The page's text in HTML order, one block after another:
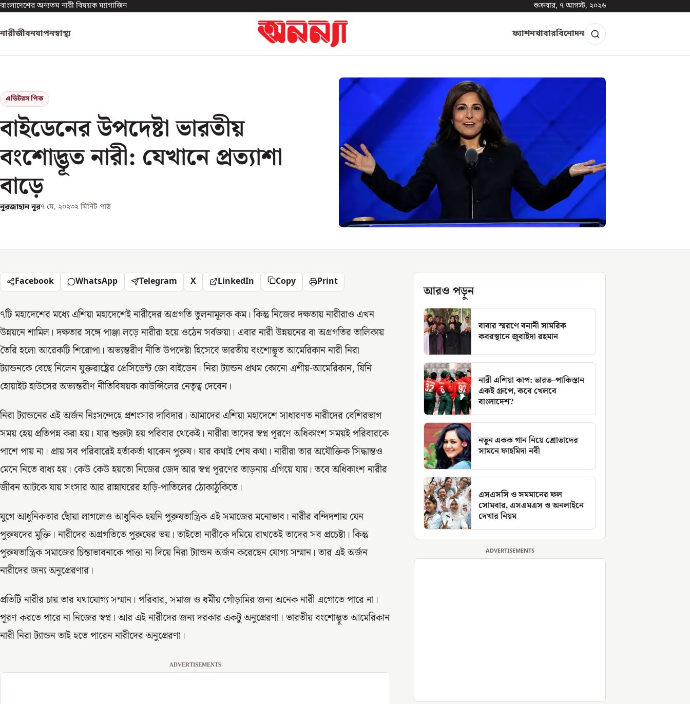
বাংলাদেশের অন্যতম নারী বিষয়ক ম্যাগাজিন শুক্রবার, ৭ আগস্ট, ২০২৬
নারীজীবনযাপনস্বাস্থ্য ফ্যাশনখাবারবিনোদন
এডিটরস পিক
বাইডেনের উপদেষ্টা ভারতীয়
বংশোদ্ভূত নারী: যেখানে প্রত্যাশা
বাড়ে
নুরজাহান নুর৭ মে, ২০২৩২ মিনিট পাঠ
Facebook WhatsApp Telegram X LinkedIn Copy Print
৭টি মহাদেশের মধ্যে এশিয়া মহাদেশেই নারীদের অগ্রগতি তুলনামূলক কম। কিন্তু নিজের দক্ষতায় নারীরাও এখন
উন্নয়নে শামিল। দক্ষতার সঙ্গে পাঞ্জা লড়ে নারীরা হয়ে ওঠেন সর্বজয়া। এবার নারী উন্নয়নের বা অগ্রগতির তালিকায়
তৈরি হলো আরেকটি শিরোপা। অভ্যন্তরীণ নীতি উপদেষ্টা হিসেবে ভারতীয় বংশোদ্ভূত আমেরিকান নারী নিরা
ট্যান্ডনকে বেছে নিলেন যুক্তরাষ্ট্রের প্রেসিডেন্ট জো বাইডেন। নিরা ট্যান্ডন প্রথম কোনো এশীয়-আমেরিকান, যিনি
হোয়াইট হাউসের অভ্যন্তরীণ নীতিবিষয়ক কাউন্সিলের নেতৃত্ব দেবেন।
নিরা ট্যান্ডনের এই অর্জন নিঃসন্দেহে প্রশংসার দাবিদার। আমাদের এশিয়া মহাদেশে সাধারণত নারীদের বেশিরভাগ
সময় হেয় প্রতিপন্ন করা হয়। যার শুরুটা হয় পরিবার থেকেই। নারীরা তাদের স্বপ্ন পূরণে অধিকাংশ সময়ই পরিবারকে
পাশে পায় না। প্রায় সব পরিবারেই হর্তাকর্তা থাকেন পুরুষ। যার কথাই শেষ কথা। নারীরা তার অযৌক্তিক সিদ্ধান্তও
মেনে নিতে বাধ্য হয়। কেউ কেউ হয়তো নিজের জেদ আর স্বপ্ন পূরণের তাড়নায় এগিয়ে যায়। তবে অধিকাংশ নারীর
জীবন আটকে যায় সংসার আর রান্নাঘরের হাড়ি-পাতিলের ঠোকাঠুকিতে।
যুগে আধুনিকতার ছোঁয়া লাগলেও আধুনিক হয়নি পুরুষতান্ত্রিক এই সমাজের মনোভাব। নারীর বন্দিদশায় যেন
পুরুষদের মুক্তি। নারীদের অগ্রগতিতে পুরুষের ভয়। তাইতো নারীকে দমিয়ে রাখতেই তাদের সব প্রচেষ্টা। কিন্তু
পুরুষতান্ত্রিক সমাজের চিন্তাভাবনাকে পাত্তা না দিয়ে নিরা ট্যান্ডন অর্জন করেছেন যোগ্য সম্মান। তার এই অর্জন
নারীদের জন্য অনুপ্রেরণার।
প্রতিটি নারীর চায় তার যথাযোগ্য সম্মান। পরিবার, সমাজ ও ধর্মীয় গোঁড়ামির জন্য অনেক নারী এগোতে পারে না।
পূরণ করতে পারে না নিজের স্বপ্ন। আর এই নারীদের জন্য দরকার একটু অনুপ্রেরণা। ভারতীয় বংশোদ্ভূত আমেরিকান
নারী নিরা ট্যান্ডন তাই হতে পারেন নারীদের অনুপ্রেরণা।
ADVERTISEMENTS
আরও পড়ুন
বাবার স্মরণে বনানী সামরিক
কবরস্থানে জুবাইদা রহমান
নারী এশিয়া কাপ: ভারত–পাকিস্তান
একই গ্রুপে, কবে খেলবে
বাংলাদেশ?
নতুন একক গান নিয়ে শ্রোতাদের
সামনে ফাহমিদা নবী
এসএসসি ও সমমানের ফল
সোমবার, এসএমএস ও অনলাইনে
দেখার নিয়ম
ADVERTISEMENTS